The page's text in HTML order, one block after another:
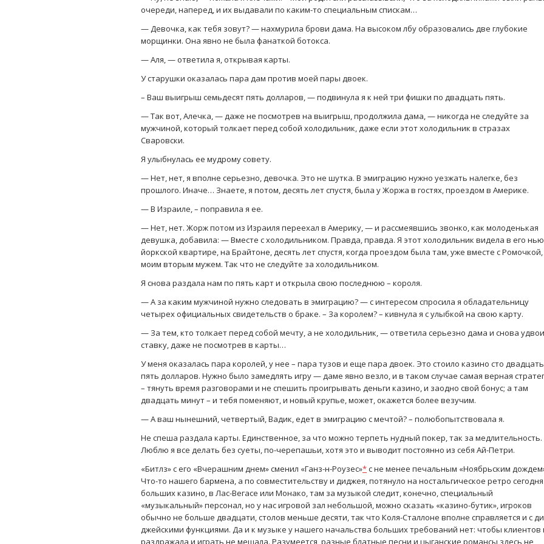
очереди, наперед, и их выдавали по каким-то специальным спискам…
— Девочка, как тебя зовут? — нахмурила брови дама. На высоком лбу образовались две глубокие
морщинки. Она явно не была фанаткой ботокса.
— Аля, — ответила я, открывая карты.
У старушки оказалась пара дам против моей пары двоек.
– Ваш выигрыш семьдесят пять долларов, — подвинула я к ней три фишки по двадцать пять.
— Так вот, Алечка, — даже не посмотрев на выигрыш, продолжила дама, — никогда не следуйте за
мужчиной, который толкает перед собой холодильник, даже если этот холодильник в стразах
Сваровски.
Я улыбнулась ее мудрому совету.
— Нет, нет, я вполне серьезно, девочка. Это не шутка. В эмиграцию нужно уезжать налегке, без
прошлого. Иначе… Знаете, я потом, десять лет спустя, была у Жоржа в гостях, проездом в Америке.
— В Израиле, – поправила я ее.
— Нет, нет. Жорж потом из Израиля переехал в Америку, — и рассмеявшись звонко, как молоденькая
девушка, добавила: — Вместе с холодильником. Правда, правда. Я этот холодильник видела в его
йоркской квартире, на Брайтоне, десять лет спустя, когда проездом была там, уже вместе с Ромочкой,
моим вторым мужем. Так что не следуйте за холодильником.
Я снова раздала нам по пять карт и открыла свою последнюю – короля.
— А за каким мужчиной нужно следовать в эмиграцию? — с интересом спросила я обладательницу
четырех официальных свидетельств о браке. – За королем? – кивнула я с улыбкой на свою карту.
— За тем, кто толкает перед собой мечту, а не холодильник, — ответила серьезно дама и снова
ставку, даже не посмотрев в карты…
У меня оказалась пара королей, у нее – пара тузов и еще пара двоек. Это стоило казино сто двадцать
пять долларов. Нужно было замедлять игру — даме явно везло, и в таком случае самая верная
– тянуть время разговорами и не спешить проигрывать деньги казино, и заодно свой бонус; а там
двадцать минут – и тебя поменяют, и новый крупье, может, окажется более везучим.
— А ваш нынешний, четвертый, Вадик, едет в эмиграцию с мечтой? – полюбопытствовала я.
Не спеша раздала карты. Единственное, за что можно терпеть нудный покер, так за медлительность.
Люблю я все делать без суеты, по-черепашьи, хотя это и выводит постоянно из себя Ай-Петри.
«Битлз» с его «Вчерашним днем» сменил «Ганз-н-Роузес»*с не менее печальным «Ноябрьским
Что-то нашего бармена, а по совместительству и диджея, потянуло на ностальгическое ретро
больших казино, в Лас-Вегасе или Монако, там за музыкой следит, конечно, специальный
«музыкальный» персонал, но у нас игровой зал небольшой, можно сказать «казино-бутик», игроков
обычно не больше двадцати, столов меньше десяти, так что Коля-Сталлоне вполне справляется и с
джейскими функциями. Да и к музыке у нашего начальства больших требований нет: чтобы клиентов
раздражала и играть не мешала. Разумеется, разные блатные песни и цыганские романсы здесь не